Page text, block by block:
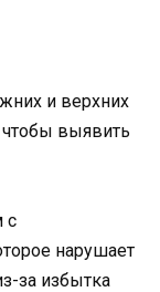
и верхних
чтобы выявить
с
нарушает
за избытка